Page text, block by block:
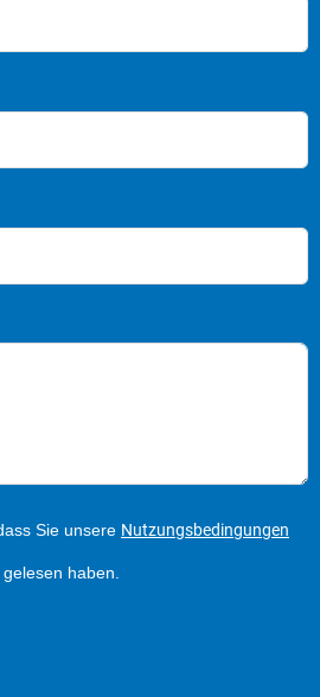
Sie unsere Nutzungsbedingungen
gelesen haben.